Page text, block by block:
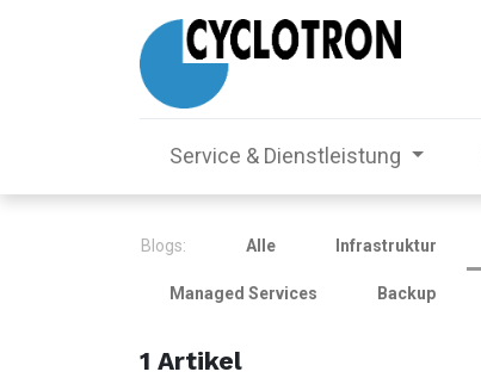
Service & Dienstleistung
Blogs: Alle Infrastruktur
Managed Services Backup
1 Artikel